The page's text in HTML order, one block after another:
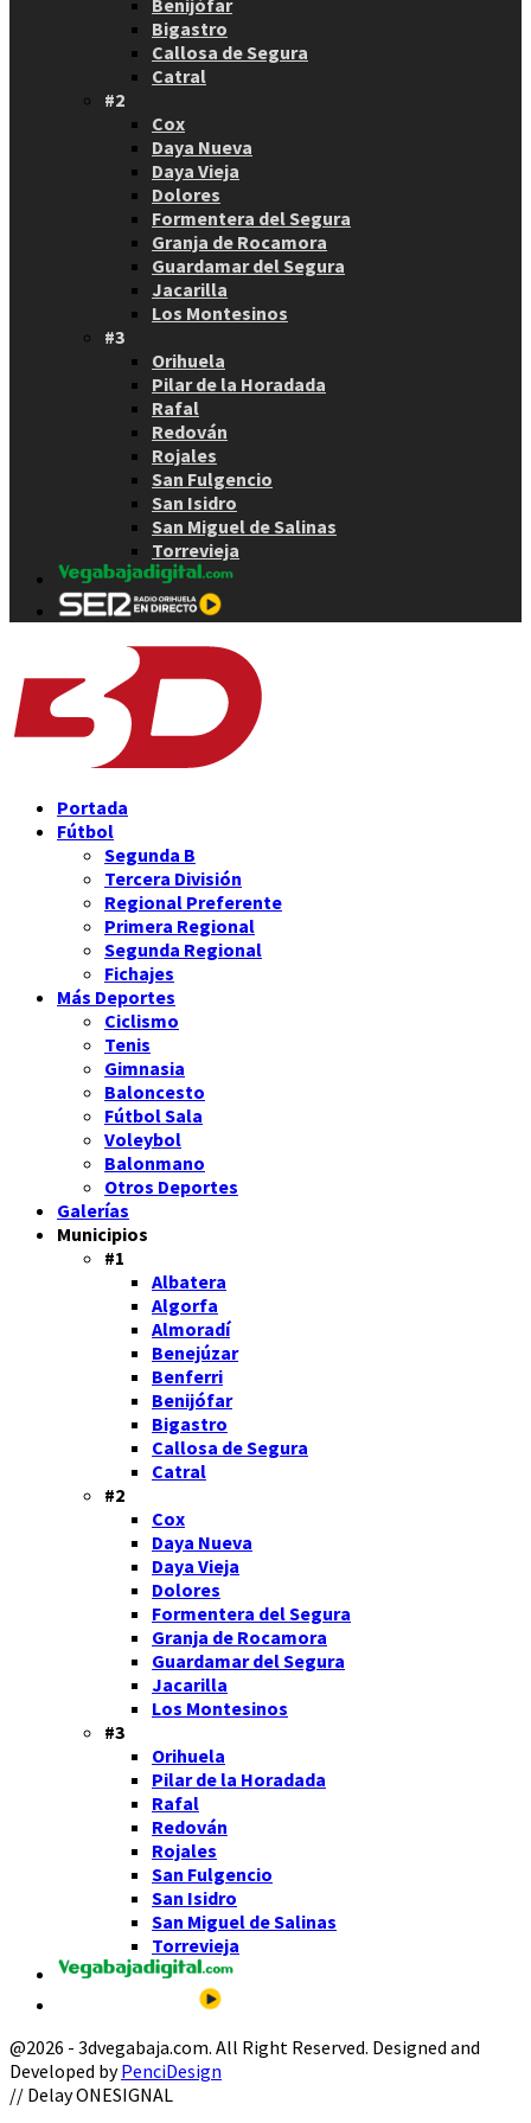
Benijófar
Bigastro
Callosa de Segura
Catral
#2
Cox
Daya Nueva
Daya Vieja
Dolores
Formentera del Segura
Granja de Rocamora
Guardamar del Segura
Jacarilla
Los Montesinos
#3
Orihuela
Pilar de la Horadada
Rafal
Redován
Rojales
San Fulgencio
San Isidro
San Miguel de Salinas
Torrevieja
Portada
Fútbol
Segunda B
Tercera División
Regional Preferente
Primera Regional
Segunda Regional
Fichajes
Más Deportes
Ciclismo
Tenis
Gimnasia
Baloncesto
Fútbol Sala
Voleybol
Balonmano
Otros Deportes
Galerías
Municipios
#1
Albatera
Algorfa
Almoradí
Benejúzar
Benferri
Benijófar
Bigastro
Callosa de Segura
Catral
#2
Cox
Daya Nueva
Daya Vieja
Dolores
Formentera del Segura
Granja de Rocamora
Guardamar del Segura
Jacarilla
Los Montesinos
#3
Orihuela
Pilar de la Horadada
Rafal
Redován
Rojales
San Fulgencio
San Isidro
San Miguel de Salinas
Torrevieja
@2026 - 3dvegabaja.com. All Right Reserved. Designed and
Developed byPenciDesign
Facebook
Twitter
Instagram
Youtube
Email
// Delay ONESIGNAL